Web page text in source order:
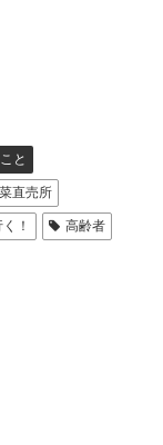
と
直売所
！ 高齢者